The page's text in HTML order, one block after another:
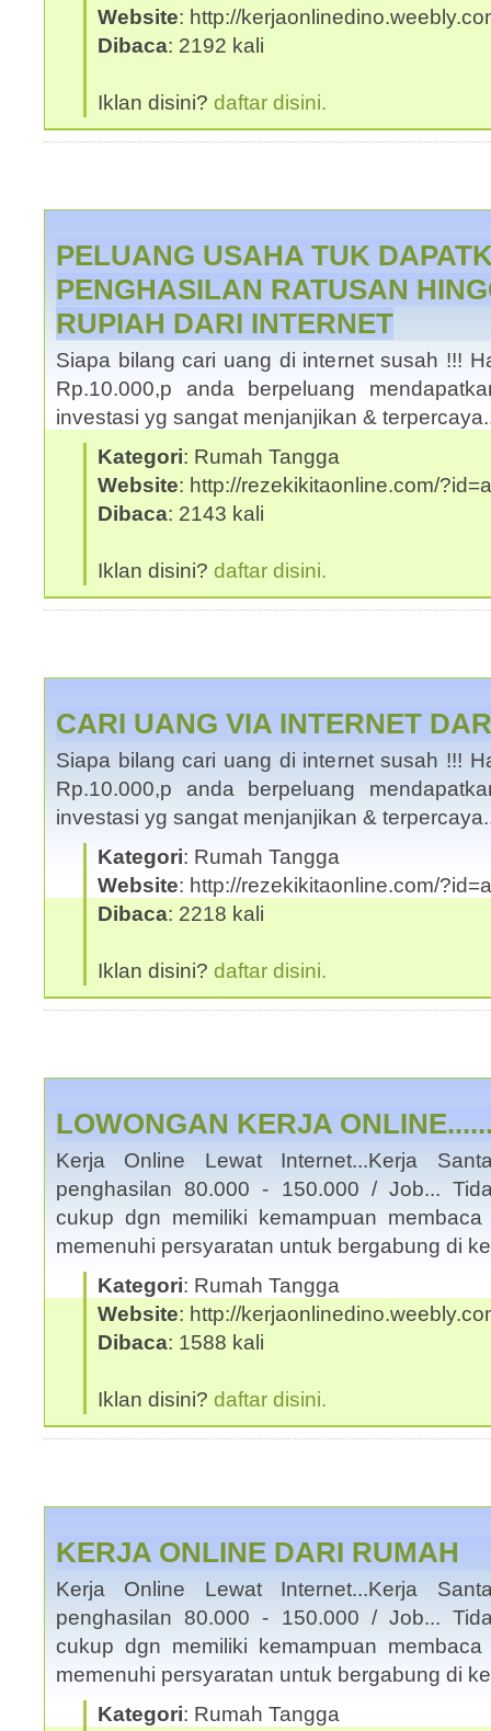
Website: http://
Dibaca: 2192 kali
Iklan disini? daftar disini.
PELUANG USAHA TUK
PENGHASILAN RATUSAN
RUPIAH DARI INTERNET
Siapa bilang cari uang di internet susah !!!
Rp.10.000,p anda berpeluang
investasi yg sangat menjanjikan &
Kategori: Rumah Tangga
Website: http://rezekikitaonline.com/
Dibaca: 2143 kali
Iklan disini? daftar disini.
CARI UANG VIA INTERNET
Siapa bilang cari uang di internet susah !!!
Rp.10.000,p anda berpeluang
investasi yg sangat menjanjikan &
Kategori: Rumah Tangga
Website: http://rezekikitaonline.com/
Dibaca: 2218 kali
Iklan disini? daftar disini.
LOWONGAN KERJA
Kerja Online Lewat Internet...Kerja
penghasilan 80.000 - 150.000 / Job...
cukup dgn memiliki kemampuan
memenuhi persyaratan untuk bergabung di
Kategori: Rumah Tangga
Website: http://
Dibaca: 1588 kali
Iklan disini? daftar disini.
KERJA ONLINE DARI RUMAH
Kerja Online Lewat Internet...Kerja
penghasilan 80.000 - 150.000 / Job...
cukup dgn memiliki kemampuan
memenuhi persyaratan untuk bergabung di
Kategori: Rumah Tangga